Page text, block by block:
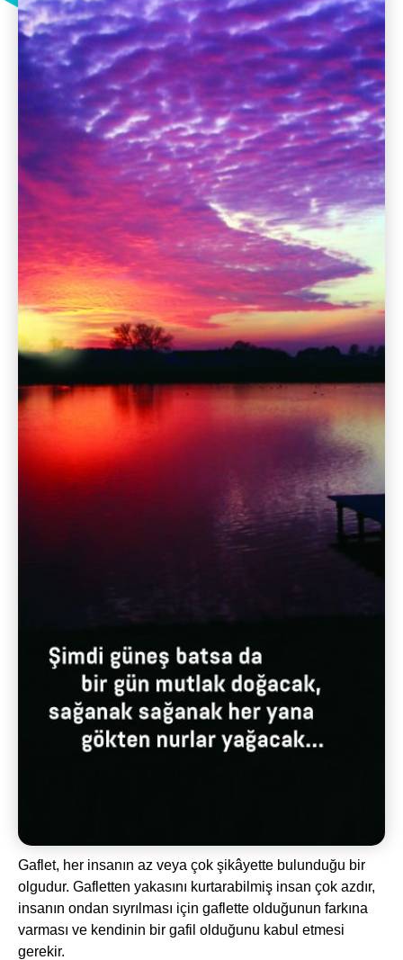
Gaflet, her insanın az veya çok şikâyette bulunduğu bir
olgudur. Gafletten yakasını kurtarabilmiş insan çok azdır,
insanın ondan sıyrılması için gaflette olduğunun farkına
varması ve kendinin bir gafil olduğunu kabul etmesi
gerekir.